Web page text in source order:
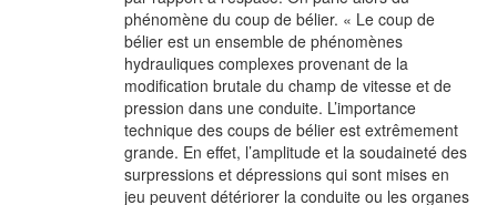
phénomène du coup de bélier. « Le coup de
bélier est un ensemble de phénomènes
hydrauliques complexes provenant de la
modification brutale du champ de vitesse et de
pression dans une conduite. L’importance
technique des coups de bélier est extrêmement
grande. En effet, l’amplitude et la soudaineté des
surpressions et dépressions qui sont mises en
jeu peuvent détériorer la conduite ou les organes